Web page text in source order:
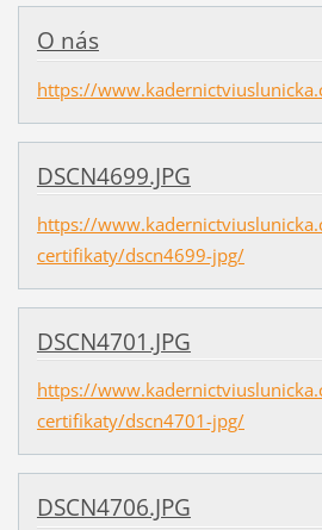
O nás
https://
DSCN4699.JPG
https://
certifikaty/dscn4699-jpg/
DSCN4701.JPG
https://
certifikaty/dscn4701-jpg/
DSCN4706.JPG